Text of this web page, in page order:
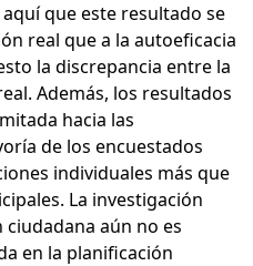
que este resultado se
real que a la autoeficacia
la discrepancia entre la
Además, los resultados
hacia las
de los encuestados
individuales más que
La investigación
aún no es
en la planificación